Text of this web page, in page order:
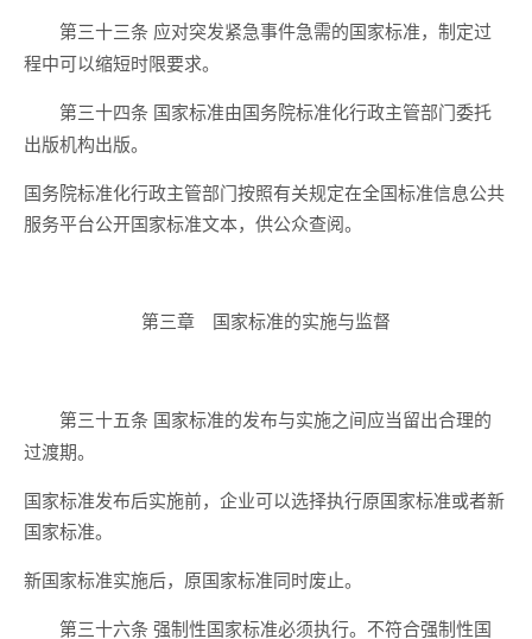
第三十三条 应对突发紧急事件急需的国家标准，制定过
程中可以缩短时限要求。
第三十四条 国家标准由国务院标准化行政主管部门委托
出版机构出版。
国务院标准化行政主管部门按照有关规定在全国标准信息公共
服务平台公开国家标准文本，供公众查阅。
第三章 国家标准的实施与监督
第三十五条 国家标准的发布与实施之间应当留出合理的
过渡期。
国家标准发布后实施前，企业可以选择执行原国家标准或者新
国家标准。
新国家标准实施后，原国家标准同时废止。
第三十六条 强制性国家标准必须执行。不符合强制性国